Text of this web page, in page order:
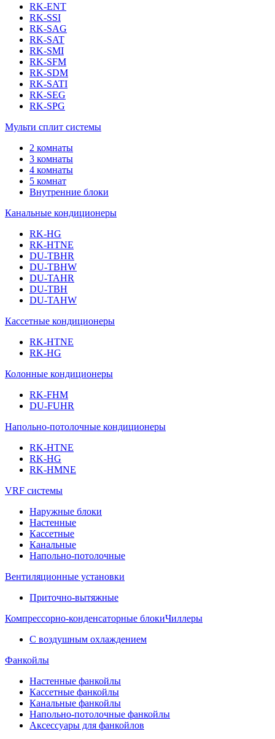
RK-ENT
RK-SSI
RK-SAG
RK-SAT
RK-SMI
RK-SFM
RK-SDM
RK-SATI
RK-SEG
RK-SPG
Мульти сплит системы
2 комнаты
3 комнаты
4 комнаты
5 комнат
Внутренние блоки
Канальные кондиционеры
RK-HG
RK-HTNE
DU-TBHR
DU-TBHW
DU-TAHR
DU-TBH
DU-TAHW
Кассетные кондиционеры
RK-HTNE
RK-HG
Колонные кондиционеры
RK-FHM
DU-FUHR
Напольно-потолочные кондиционеры
RK-HTNE
RK-HG
RK-HMNE
VRF системы
Наружные блоки
Настенные
Кассетные
Канальные
Напольно-потолочные
Вентиляционные установки
Приточно-вытяжные
Компрессорно-конденсаторные блокиЧиллеры
С воздушным охлаждением
Фанкойлы
Настенные фанкойлы
Кассетные фанкойлы
Канальные фанкойлы
Напольно-потолочные фанкойлы
Аксессуары для фанкойлов